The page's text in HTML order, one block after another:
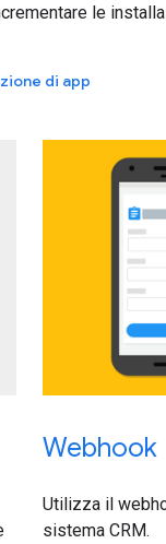
le
di app
Webhook
Utilizza il
sistema CRM.